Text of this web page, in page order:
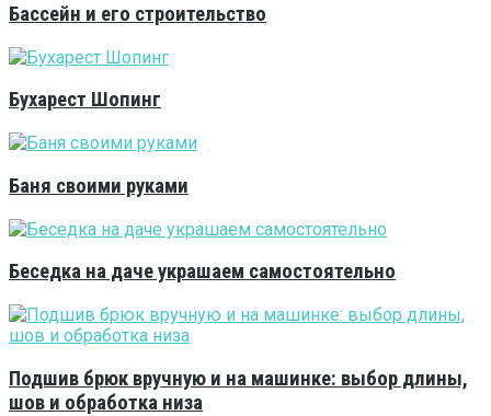
Бассейн и его строительство
Бухарест Шопинг
Баня своими руками
Беседка на даче украшаем самостоятельно
Подшив брюк вручную и на машинке: выбор длины,
шов и обработка низа